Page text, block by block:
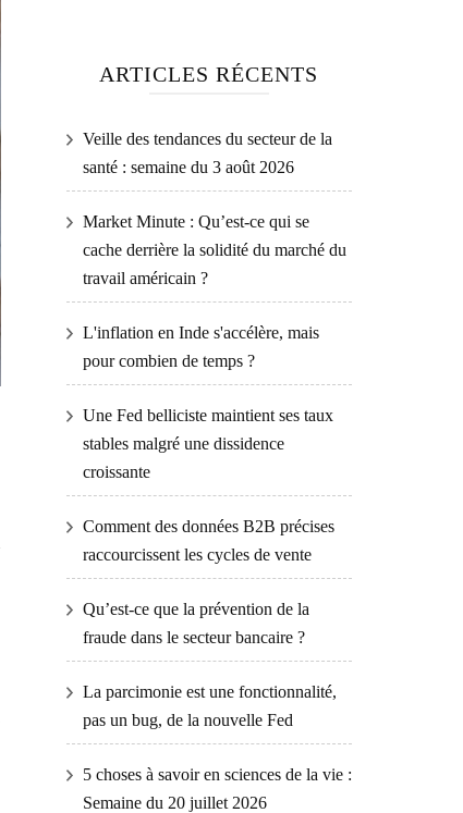
ARTICLES RÉCENTS
Veille des tendances du secteur de la
santé : semaine du 3 août 2026
Market Minute : Qu’est-ce qui se
cache derrière la solidité du marché du
travail américain ?
L'inflation en Inde s'accélère, mais
pour combien de temps ?
Une Fed belliciste maintient ses taux
stables malgré une dissidence
croissante
Comment des données B2B précises
raccourcissent les cycles de vente
Qu’est-ce que la prévention de la
fraude dans le secteur bancaire ?
La parcimonie est une fonctionnalité,
pas un bug, de la nouvelle Fed
5 choses à savoir en sciences de la vie :
Semaine du 20 juillet 2026